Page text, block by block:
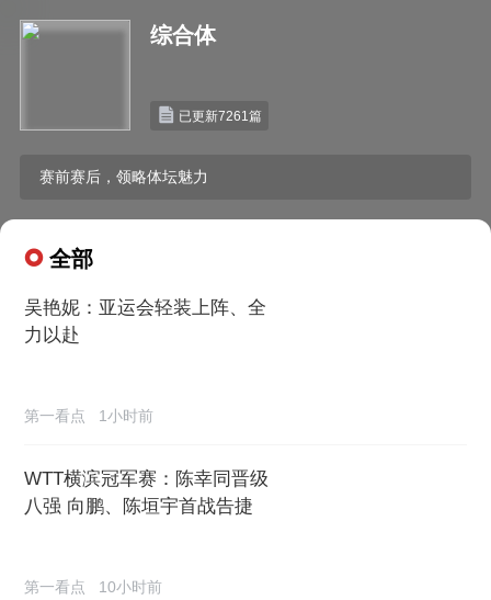
综合体
已更新7261篇
赛前赛后，领略体坛魅力
全部
吴艳妮：亚运会轻装上阵、全
力以赴
第一看点 1小时前
WTT横滨冠军赛：陈幸同晋级
八强 向鹏、陈垣宇首战告捷
第一看点 10小时前